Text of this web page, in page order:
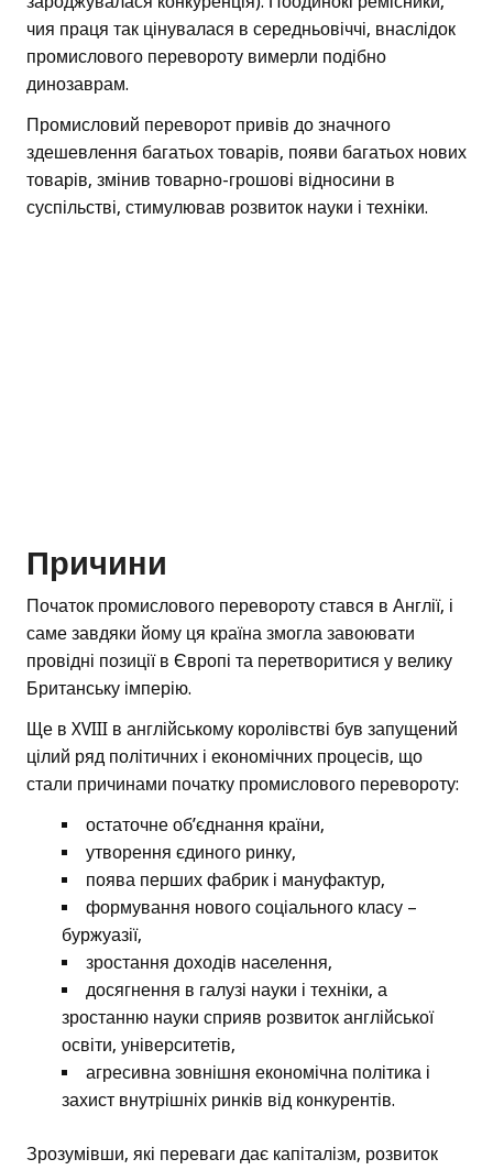
чия праця так цінувалася в середньовіччі, внаслідок
промислового перевороту вимерли подібно
динозаврам.
Промисловий переворот привів до значного
здешевлення багатьох товарів, появи багатьох нових
товарів, змінив товарно-грошові відносини в
суспільстві, стимулював розвиток науки і техніки.
Причини
Початок промислового перевороту стався в Англії, і
саме завдяки йому ця країна змогла завоювати
провідні позиції в Європі та перетворитися у велику
Британську імперію.
Ще в XVIII в англійському королівстві був запущений
цілий ряд політичних і економічних процесів, що
стали причинами початку промислового перевороту:
остаточне об’єднання країни,
утворення єдиного ринку,
поява перших фабрик і мануфактур,
формування нового соціального класу –
буржуазії,
зростання доходів населення,
досягнення в галузі науки і техніки, а
зростанню науки сприяв розвиток англійської
освіти, університетів,
агресивна зовнішня економічна політика і
захист внутрішніх ринків від конкурентів.
Зрозумівши, які переваги дає капіталізм, розвиток